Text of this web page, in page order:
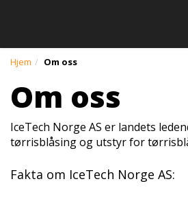
Hjem Om oss
Om oss
IceTech Norge AS er landets
tørrisblåsing og utstyr for
Fakta om IceTech Norge AS: